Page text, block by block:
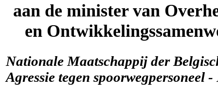
aan de minister van
en
Nationale Maatschappij der
Agressie tegen spoorwegpersoneel